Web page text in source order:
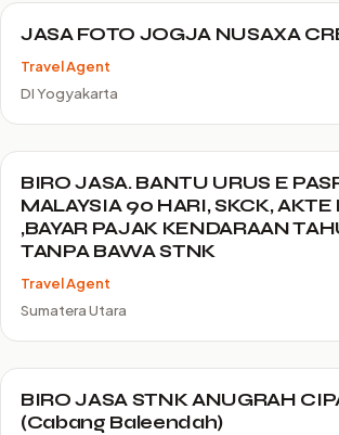
JASA FOTO JOGJA NUSAXA
Travel Agent
DI Yogyakarta
BIRO JASA. BANTU URUS E
MALAYSIA 90 HARI, SKCK,
,BAYAR PAJAK KENDARAAN
TANPA BAWA STNK
Travel Agent
Sumatera Utara
BIRO JASA STNK ANUGRAH
(Cabang Baleendah)